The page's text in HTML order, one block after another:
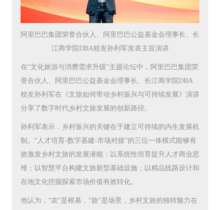
阿里巴巴集团荣誉合伙人、阿里巴巴公益基金会理事长、长
江商学院DBA校友孙利军发表主旨演讲
在“文化旅游与消费需求升级”主题论坛中，阿里巴巴集团荣
誉合伙人、阿里巴巴公益基金会理事长、长江商学院DBA
校友孙利军在《文旅如何带动乡村振兴与可持续发展》演讲
分享了数字时代乡村文旅发展的创新路径。
孙利军表示，乡村振兴的关键在于建立可持续的内生发展机
制。“人才培育-数字基建-市场对接”的三位一体模式能够有
效激发乡村文旅的发展潜能：以系统性培育提升人才商业思
维；以智慧平台构建文旅新型基础设施；以精品线路设计和
在地文化挖掘探索市场价值有效转化。
他认为，“农”是根基，“旅”是场景，乡村文旅的独特魅力在